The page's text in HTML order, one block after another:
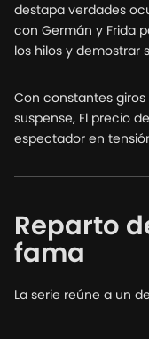
destapa verdades
con Germán y Frida
los hilos y demostrar
Con constantes
suspense, El precio
espectador en
Reparto
fama
La serie reúne a un